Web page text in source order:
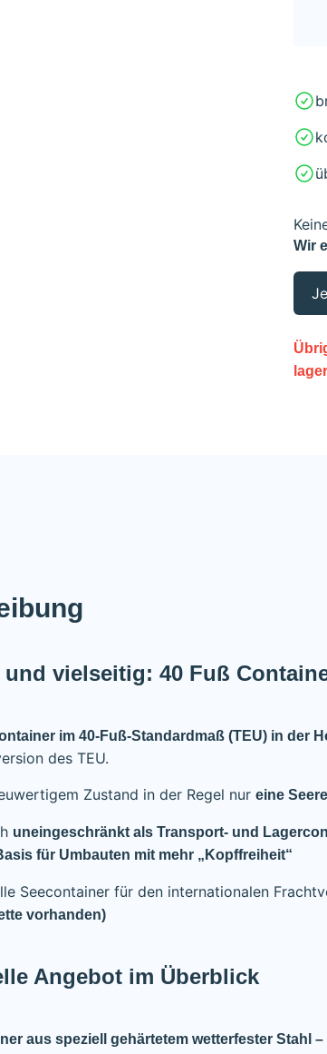
Wir
und vielseitig: 40 Fuß
im 40-Fuß-Standardmaß (TEU) in der
des TEU.
Zustand in der Regel nur eine
uneingeschränkt als Transport- und
für Umbauten mit mehr „Kopffreiheit“
Seecontainer für den internationalen
vorhanden)
Angebot im Überblick
aus speziell gehärtetem wetterfester Stahl –